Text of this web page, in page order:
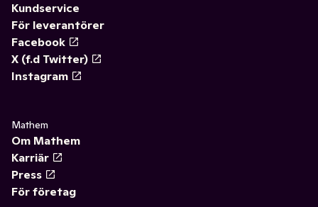
Kundservice
För leverantörer
Facebook
X (f.d Twitter)
Instagram
Mathem
Om Mathem
Karriär
Press
För företag